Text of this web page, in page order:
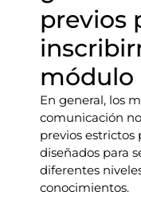
previos
módulo
En general, los
comunicación
previos estrictos
diseñados para
diferentes
conocimientos.